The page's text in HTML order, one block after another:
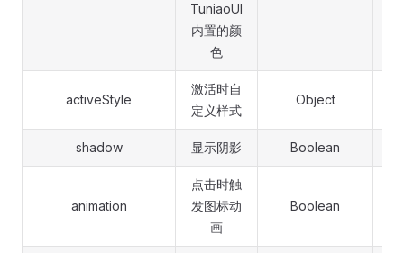
TuniaoUI
内置的颜
色
activeStyle
激活时自
定义样式
Object
shadow 显示阴影 Boolean
animation
点击时触
发图标动
画
Boolean